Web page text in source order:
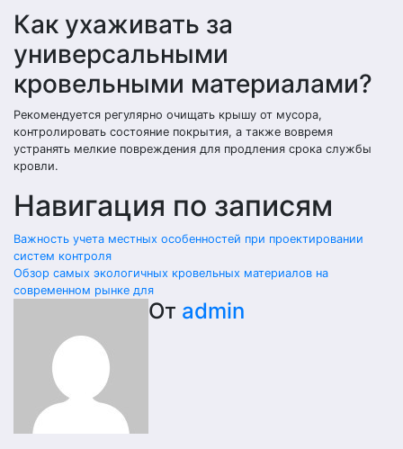
Как ухаживать за
универсальными
кровельными материалами?
Рекомендуется регулярно очищать крышу от мусора,
контролировать состояние покрытия, а также вовремя
устранять мелкие повреждения для продления срока службы
кровли.
Навигация по записям
Важность учета местных особенностей при проектировании
систем контроля
Обзор самых экологичных кровельных материалов на
современном рынке для
От admin